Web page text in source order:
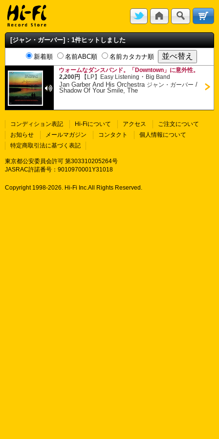
[ジャン・ガーバー]：1件ヒットしました
新着順 名前ABC順 名前カタカナ順
ウォームなダンスバンド。「Downtown」に意外性。
2,200円
【LP】 Easy Listening ・ Big Band
Jan Garber And His Orchestra ジャン・ガーバー /
Shadow Of Your Smile, The
コンディション表記 Hi-Fiについて アクセス
ご注文について
お知らせ
メールマガジン コンタクト
個人情報について
特定商取引法に基づく表記
東京都公安委員会許可 第303310205264号
JASRAC許諾番号：9010970001Y31018
Copyright 1998-2026. Hi-Fi Inc.All Rights Reserved.